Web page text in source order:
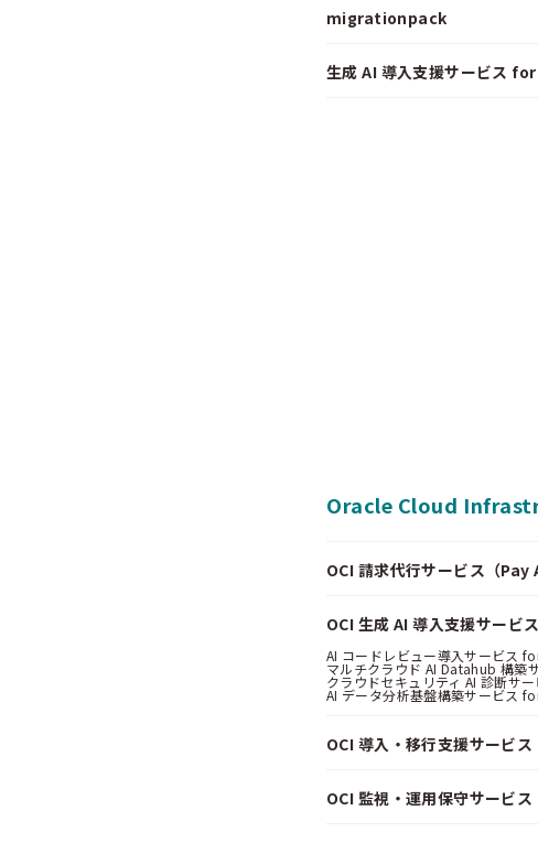
migrationpack
生成 AI 導入支援サービス for
Oracle Cloud
OCI 請求代行サービス（Pay
OCI 生成 AI 導入支援サービス
AI コードレビュー導入サービス
マルチクラウド AI Datahub 構築
クラウドセキュリティ AI 診断サ
AI データ分析基盤構築サービス
OCI 導入・移行支援サービス
OCI 監視・運用保守サービス